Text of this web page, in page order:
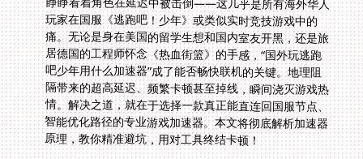
原理，教你精准避坑，用对工具终结卡顿！